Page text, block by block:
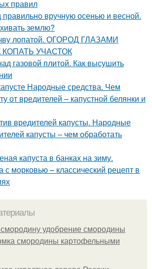
правил
правильно вручную осенью и весной.
землю?
лопатой. ОГОРОД ГЛАЗАМИ
УЧАСТОК
газовой плитой. Как высушить
Народные средства. Чем
от вредителей – капустной белянки и
вредителей капусты. Народные
капусты – чем обработать
капуста в банках на зиму.
с морковью – классический рецепт в
удобрение смородины
смородины картофельными